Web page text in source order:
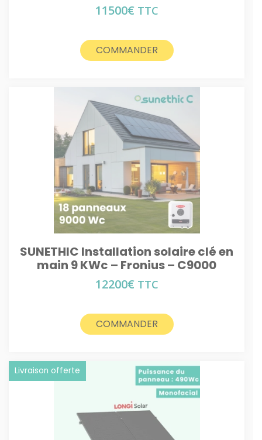
11500€ TTC
COMMANDER
SUNETHIC Installation solaire clé en
main 9 KWc – Fronius – C9000
12200€ TTC
COMMANDER
Livraison offerte